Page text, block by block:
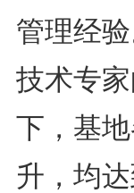
管理经
技术专
下，基
升，均